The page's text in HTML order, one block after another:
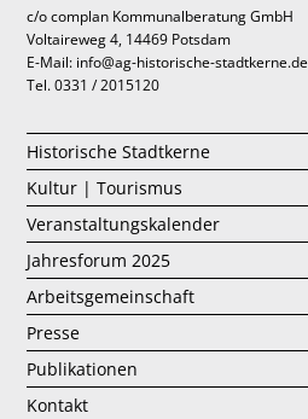
c/o complan Kommunalberatung GmbH
Voltaireweg 4, 14469 Potsdam
E-Mail: info@ag-historische-stadtkerne.de
Tel. 0331 / 2015120
Historische Stadtkerne
Kultur | Tourismus
Veranstaltungskalender
Jahresforum 2025
Arbeitsgemeinschaft
Presse
Publikationen
Kontakt